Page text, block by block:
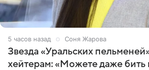
5 часов назад Соня Жарова
Звезда «Уральских
хейтерам: «Можете даже бить